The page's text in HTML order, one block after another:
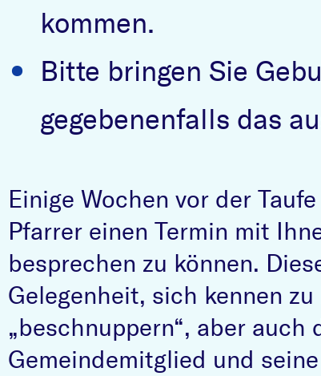
kommen.
Bitte bringen Sie
gegebenenfalls das
Einige Wochen vor der
Pfarrer einen Termin mit
besprechen zu können.
Gelegenheit, sich kennen
„beschnuppern“, aber
Gemeindemitglied und